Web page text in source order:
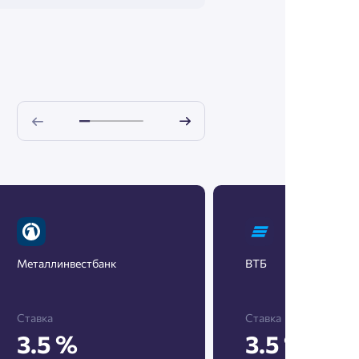
Металлинвестбанк
Ставка
3.5 %
ВТБ
Ставка
3.5 %